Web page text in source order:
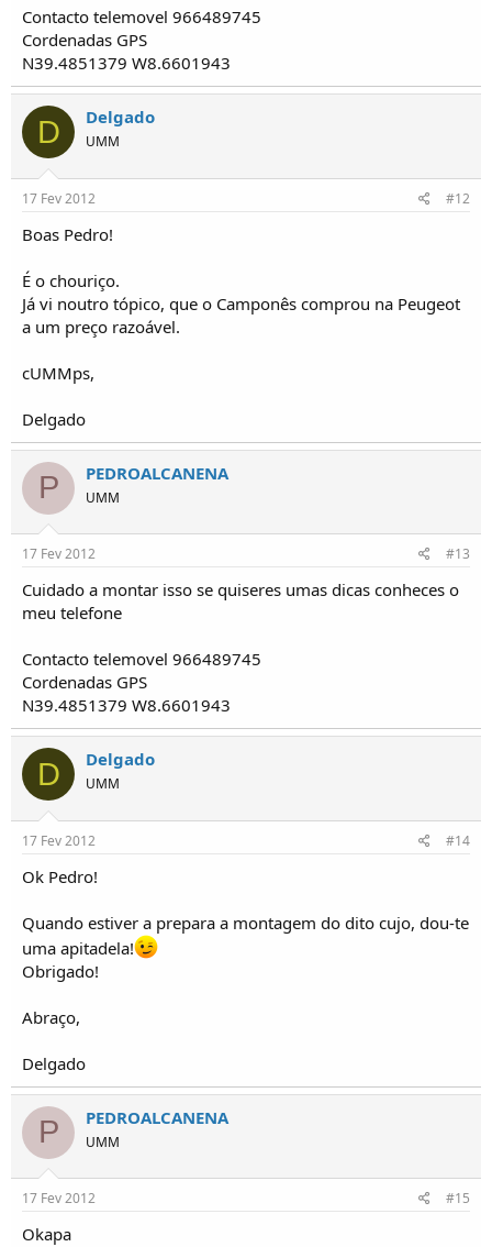
Contacto telemovel 966489745
Cordenadas GPS
N39.4851379 W8.6601943
D Delgado
UMM
17 Fev 2012 #12
Boas Pedro!
É o chouriço.
Já vi noutro tópico, que o Camponês comprou na Peugeot
a um preço razoável.
cUMMps,
Delgado
P PEDROALCANENA
UMM
17 Fev 2012 #13
Cuidado a montar isso se quiseres umas dicas conheces o
meu telefone
Contacto telemovel 966489745
Cordenadas GPS
N39.4851379 W8.6601943
D Delgado
UMM
17 Fev 2012 #14
Ok Pedro!
Quando estiver a prepara a montagem do dito cujo, dou-te
uma apitadela!
Obrigado!
Abraço,
Delgado
P PEDROALCANENA
UMM
17 Fev 2012 #15
Okapa